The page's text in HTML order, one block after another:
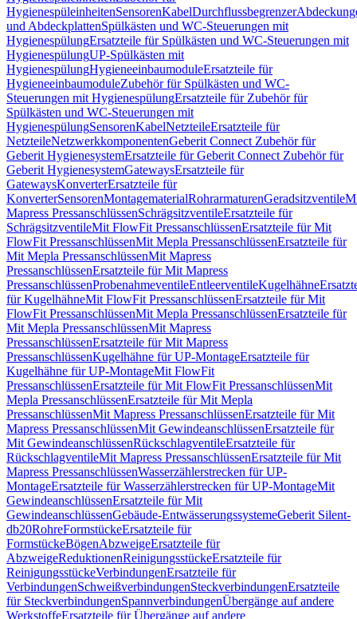
HygienespüleinheitenSensorenKabelDurchflussbegrenzer
und AbdeckplattenSpülkästen und WC-Steuerungen mit
HygienespülungErsatzteile für Spülkästen und WC-Steuerungen mit
HygienespülungUP-Spülkästen mit
HygienespülungHygieneeinbaumoduleErsatzteile für
HygieneeinbaumoduleZubehör für Spülkästen und WC-
Steuerungen mit HygienespülungErsatzteile für Zubehör für
Spülkästen und WC-Steuerungen mit
HygienespülungSensorenKabelNetzteileErsatzteile für
NetzteileNetzwerkkomponentenGeberit Connect Zubehör für
Geberit HygienesystemErsatzteile für Geberit Connect Zubehör für
Geberit HygienesystemGatewaysErsatzteile für
GatewaysKonverterErsatzteile für
KonverterSensorenMontagematerialRohrarmaturenGeradsitzventile
Mapress PressanschlüssenSchrägsitzventileErsatzteile für
SchrägsitzventileMit FlowFit PressanschlüssenErsatzteile für Mit
FlowFit PressanschlüssenMit Mepla PressanschlüssenErsatzteile für
Mit Mepla PressanschlüssenMit Mapress
PressanschlüssenErsatzteile für Mit Mapress
PressanschlüssenProbenahmeventileEntleerventileKugelhähne
für KugelhähneMit FlowFit PressanschlüssenErsatzteile für Mit
FlowFit PressanschlüssenMit Mepla PressanschlüssenErsatzteile für
Mit Mepla PressanschlüssenMit Mapress
PressanschlüssenErsatzteile für Mit Mapress
PressanschlüssenKugelhähne für UP-MontageErsatzteile für
Kugelhähne für UP-MontageMit FlowFit
PressanschlüssenErsatzteile für Mit FlowFit PressanschlüssenMit
Mepla PressanschlüssenErsatzteile für Mit Mepla
PressanschlüssenMit Mapress PressanschlüssenErsatzteile für Mit
Mapress PressanschlüssenMit GewindeanschlüssenErsatzteile für
Mit GewindeanschlüssenRückschlagventileErsatzteile für
RückschlagventileMit Mapress PressanschlüssenErsatzteile für Mit
Mapress PressanschlüssenWasserzählerstrecken für UP-
MontageErsatzteile für Wasserzählerstrecken für UP-MontageMit
GewindeanschlüssenErsatzteile für Mit
GewindeanschlüssenGebäude-EntwässerungssystemeGeberit Silent-
db20RohreFormstückeErsatzteile für
FormstückeBögenAbzweigeErsatzteile für
AbzweigeReduktionenReinigungsstückeErsatzteile für
ReinigungsstückeVerbindungenErsatzteile für
VerbindungenSchweißverbindungenSteckverbindungenErsatzteile
für SteckverbindungenSpannverbindungenÜbergänge auf andere
WerkstoffeErsatzteile für Übergänge auf andere